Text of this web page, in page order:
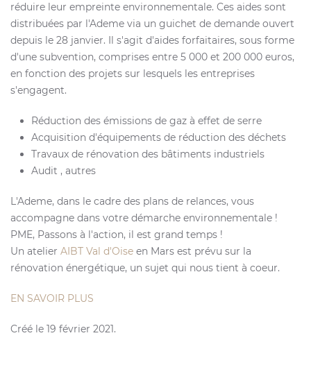
réduire leur empreinte environnementale. Ces aides sont
distribuées par l'Ademe via un guichet de demande ouvert
depuis le 28 janvier. Il s'agit d'aides forfaitaires, sous forme
d'une subvention, comprises entre 5 000 et 200 000 euros,
en fonction des projets sur lesquels les entreprises
s'engagent.
Réduction des émissions de gaz à effet de serre
Acquisition d'équipements de réduction des déchets
Travaux de rénovation des bâtiments industriels
Audit , autres
L'Ademe, dans le cadre des plans de relances, vous
accompagne dans votre démarche environnementale !
PME, Passons à l'action, il est grand temps !
Un atelier AIBT Val d'Oise en Mars est prévu sur la
rénovation énergétique, un sujet qui nous tient à coeur.
EN SAVOIR PLUS
Créé le 19 février 2021.